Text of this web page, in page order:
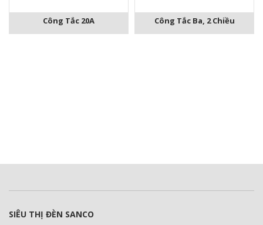
Công Tắc 20A Công Tắc Ba, 2 Chiều
SIÊU THỊ ĐÈN SANCO